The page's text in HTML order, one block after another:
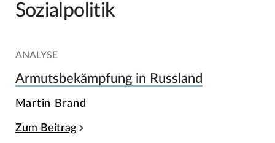
Sozialpolitik
ANALYSE
Armutsbekämpfung in Russland
Martin Brand
Zum Beitrag